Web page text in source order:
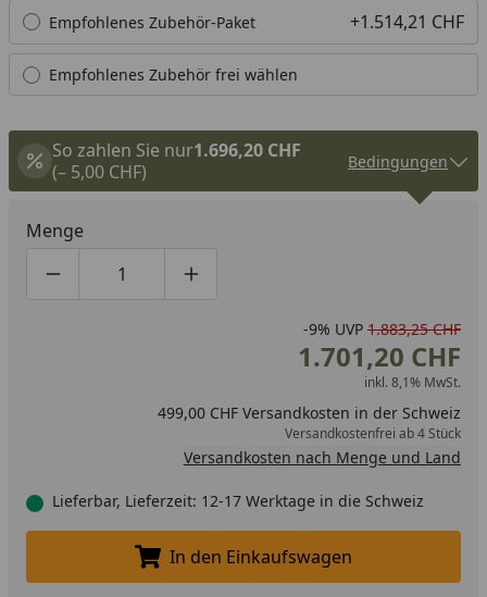
Empfohlenes Zubehör-Paket +1.514,21 CHF
Empfohlenes Zubehör frei wählen
So zahlen Sie nur1.696,20 CHF
(– 5,00 CHF)
Bedingungen
Menge
Produktmenge um eins verringern
Produktmenge manuell eingeben
Produktmenge um eins erhöhen
-9% UVP 1.883,25 CHF
1.701,20 CHF
inkl. 8,1% MwSt.
499,00 CHF Versandkosten in der Schweiz
Versandkostenfrei ab 4 Stück
Versandkosten nach Menge und Land
Lieferbar, Lieferzeit: 12-17 Werktage in die Schweiz
In den Einkaufswagen legen
In den Einkaufswagen